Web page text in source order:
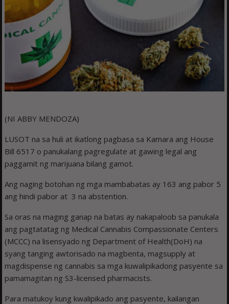
(NI ABBY MENDOZA)
LUSOT na sa huli at ikatlong pagbasa sa Kamara ang House
Bill 6517 o panukalang pagregulate at gawing legal ang
paggamit ng marijuana bilang gamot.
Ang naging botohan ng mga mambabatas ay 163 ang pabor 5
ang hindi pabor at 3 na abstention.
Sa oras na maging ganap na batas ay nakapaloob sa panukala
ang pagtatatag ng Medical Cannabis Compassionate Centers
(MCCC) na lisensyado ng Department of Health(DoH) na
syang tanging awtorisado na magbenta, magsupply at
magdispense ng cannabis sa mga kuwalipikadong pasyente sa
pamamagitan ng S3-licensed pharmacists.
Para matukoy kung kwalipikado ang pasyente, kailangan